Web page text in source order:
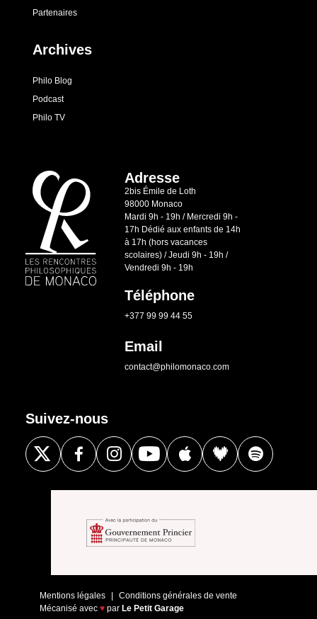
Partenaires
Archives
Philo Blog
Podcast
Philo TV
Adresse
2bis Émile de Loth
98000 Monaco
Mardi 9h - 19h / Mercredi 9h -
17h Dédié aux enfants de 14h
à 17h (hors vacances
scolaires) / Jeudi 9h - 19h /
Vendredi 9h - 19h
Téléphone
+377 99 99 44 55
Email
contact@philomonaco.com
Suivez-nous
Mentions légales
Conditions générales de vente
Mécanisé avec ♥ par Le Petit Garage